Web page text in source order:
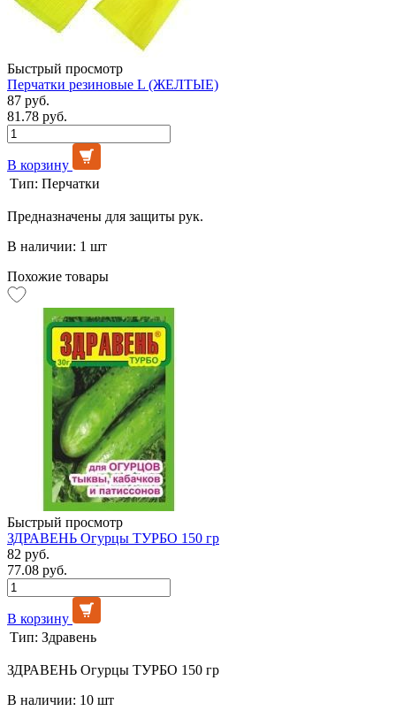
Быстрый просмотр
Перчатки резиновые L (ЖЕЛТЫЕ)
87 руб.
81.78 руб.
В корзину
Тип: Перчатки
Предназначены для защиты рук.
В наличии: 1 шт
Похожие товары
Быстрый просмотр
ЗДРАВЕНЬ Огурцы ТУРБО 150 гр
82 руб.
77.08 руб.
В корзину
Тип: Здравень
ЗДРАВЕНЬ Огурцы ТУРБО 150 гр
В наличии: 10 шт